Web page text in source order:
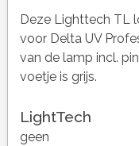
Deze Lighttech TL
voor Delta UV
van de lamp incl.
voetje is grijs.
LightTech
geen